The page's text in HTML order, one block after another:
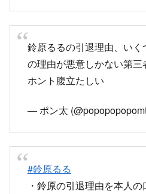
鈴原るるの引退理由、い
の理由が悪意しかない第
ホント腹立たしい
— ポン太
#鈴原るる
・鈴原の引退理由を本人